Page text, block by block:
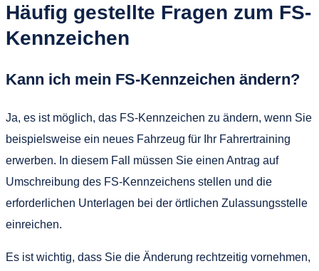
Häufig gestellte Fragen zum FS-
Kennzeichen
Kann ich mein FS-Kennzeichen ändern?
Ja, es ist möglich, das FS-Kennzeichen zu ändern, wenn Sie
beispielsweise ein neues Fahrzeug für Ihr Fahrertraining
erwerben. In diesem Fall müssen Sie einen Antrag auf
Umschreibung des FS-Kennzeichens stellen und die
erforderlichen Unterlagen bei der örtlichen Zulassungsstelle
einreichen.
Es ist wichtig, dass Sie die Änderung rechtzeitig vornehmen,